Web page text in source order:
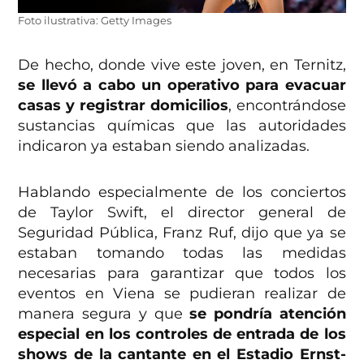
Foto ilustrativa: Getty Images
De hecho, donde vive este joven, en Ternitz,
se llevó a cabo un operativo para evacuar
casas y registrar domicilios, encontrándose
sustancias químicas que las autoridades
indicaron ya estaban siendo analizadas.
Hablando especialmente de los conciertos
de Taylor Swift, el director general de
Seguridad Pública, Franz Ruf, dijo que ya se
estaban tomando todas las medidas
necesarias para garantizar que todos los
eventos en Viena se pudieran realizar de
manera segura y quese pondría atención
especial en los controles de entrada de los
shows de la cantante en el Estadio Ernst-